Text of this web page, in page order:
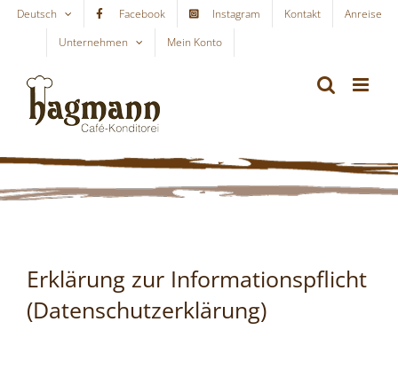
Skip
content
Deutsch Facebook Instagram Kontakt
Anreise
Unternehmen
Mein Konto
Erklärung zur Informationspflicht
(Datenschutzerklärung)